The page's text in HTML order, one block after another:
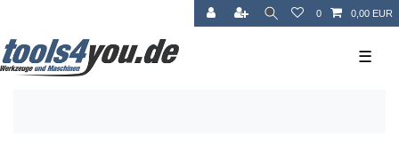
0 0,00 EUR
☰